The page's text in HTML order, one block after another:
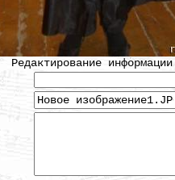
Редактирование